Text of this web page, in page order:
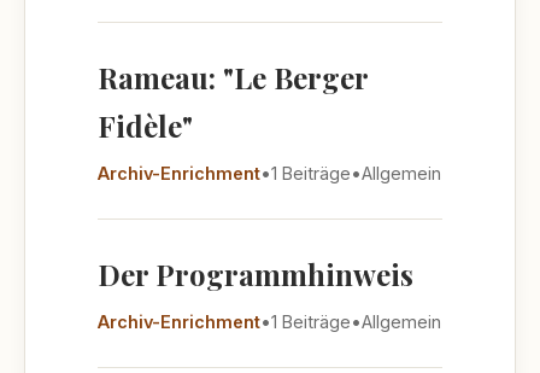
Rameau: "Le Berger
Fidèle"
Archiv-Enrichment•1 Beiträge•Allgemein
Der Programmhinweis
Archiv-Enrichment•1 Beiträge•Allgemein